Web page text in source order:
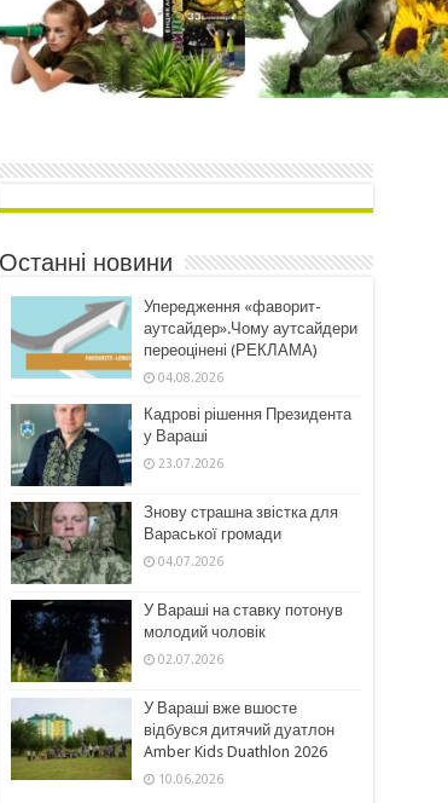
Останні новини
Упередження «фаворит-
аутсайдер».Чому аутсайдери
переоцінені (РЕКЛАМА)
04.08.2026
Кадрові рішення Президента
у Вараші
23.07.2026
Знову страшна звістка для
Вараської громади
04.07.2026
У Вараші на ставку потонув
молодий чоловік
02.07.2026
У Вараші вже вшосте
відбувся дитячий дуатлон
Amber Kids Duathlon 2026
10.06.2026